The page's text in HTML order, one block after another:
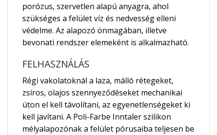
porózus, szervetlen alapú anyagra, ahol
szükséges a felület víz és nedvesség elleni
védelme. Az alapozó önmagában, illetve
bevonati rendszer elemeként is alkalmazható.
FELHASZNÁLÁS
Régi vakolatoknál a laza, málló rétegeket,
zsíros, olajos szennyeződéseket mechanikai
úton el kell távolítani, az egyenetlenségeket ki
kell javítani. A Poli-Farbe Inntaler szilikon
mélyalapozónak a felület pórusaiba teljesen be